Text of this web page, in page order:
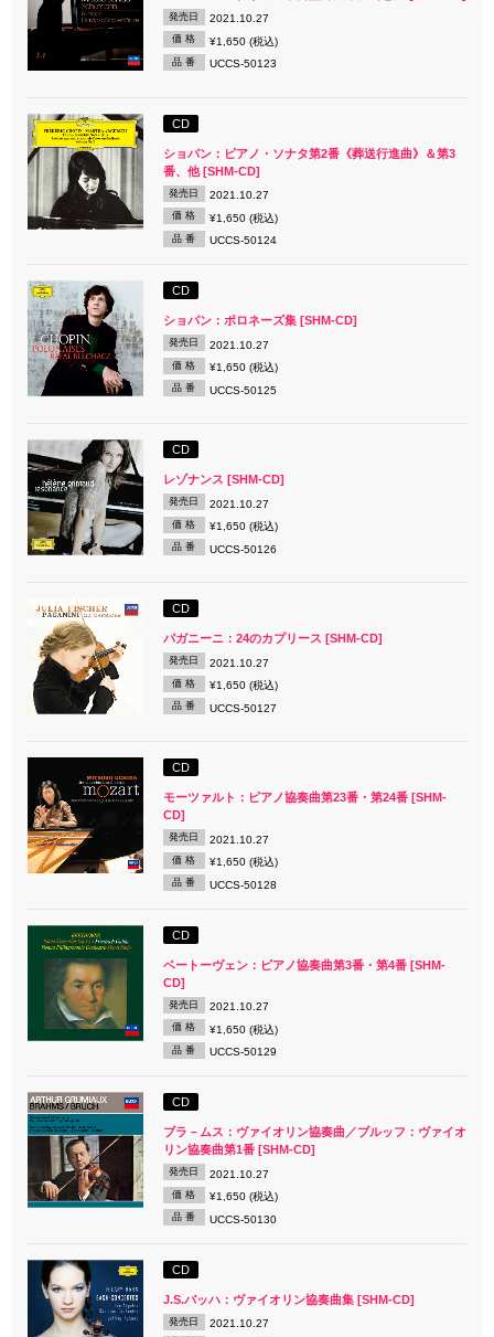
発売日 2021.10.27
価 格 ¥1,650 (税込)
品 番 UCCS-50123
CD
ショパン：ピアノ・ソナタ第2番《葬送行進曲》＆第3
番、他 [SHM-CD]
発売日 2021.10.27
価 格 ¥1,650 (税込)
品 番 UCCS-50124
CD
ショパン：ポロネーズ集 [SHM-CD]
発売日 2021.10.27
価 格 ¥1,650 (税込)
品 番 UCCS-50125
CD
レゾナンス [SHM-CD]
発売日 2021.10.27
価 格 ¥1,650 (税込)
品 番 UCCS-50126
CD
パガニーニ：24のカプリース [SHM-CD]
発売日 2021.10.27
価 格 ¥1,650 (税込)
品 番 UCCS-50127
CD
モーツァルト：ピアノ協奏曲第23番・第24番 [SHM-
CD]
発売日 2021.10.27
価 格 ¥1,650 (税込)
品 番 UCCS-50128
CD
ベートーヴェン：ピアノ協奏曲第3番・第4番 [SHM-
CD]
発売日 2021.10.27
価 格 ¥1,650 (税込)
品 番 UCCS-50129
CD
ブラ－ムス：ヴァイオリン協奏曲／ブルッフ：ヴァイオ
リン協奏曲第1番 [SHM-CD]
発売日 2021.10.27
価 格 ¥1,650 (税込)
品 番 UCCS-50130
CD
J.S.バッハ：ヴァイオリン協奏曲集 [SHM-CD]
発売日 2021.10.27